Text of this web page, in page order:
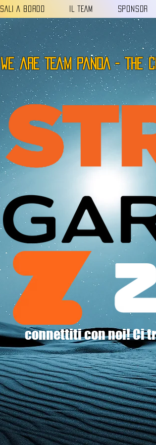
SALI A BORDO IL TEAM SPONSOR
we are TEAM PANDA -
connettiti con noi! Ci